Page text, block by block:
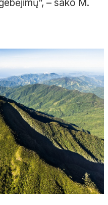
– sako M.